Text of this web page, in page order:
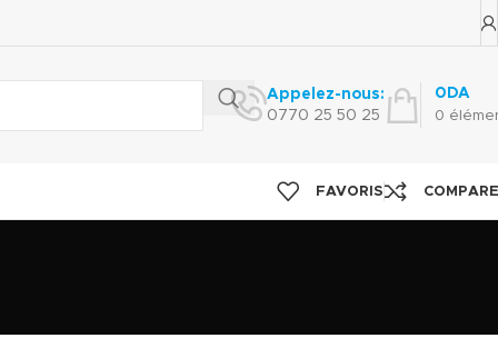
Appelez-nous:
0770 25 50 25
0
0 DA
FAVORIS